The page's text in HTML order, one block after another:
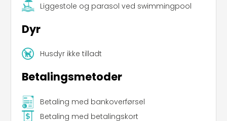
Liggestole og parasol ved swimmingpool
Dyr
Husdyr ikke tilladt
Betalingsmetoder
Betaling med bankoverførsel
Betaling med betalingskort